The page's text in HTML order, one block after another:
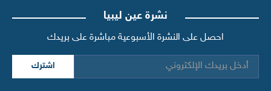
نشرة عين ليبيا
احصل على النشرة الأسبوعية مباشرة على بريدك
اشترك